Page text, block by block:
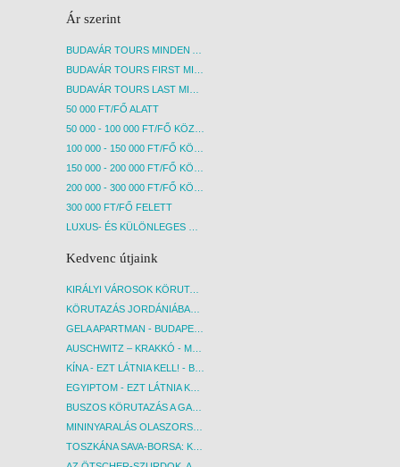
Ár szerint
BUDAVÁR TOURS MINDEN AKCIÓS ÚT
BUDAVÁR TOURS FIRST MINUTE AKCIÓS UTAK
BUDAVÁR TOURS LAST MINUTE AKCIÓS UTAK
50 000 FT/FŐ ALATT
50 000 - 100 000 FT/FŐ KÖZÖTT
100 000 - 150 000 FT/FŐ KÖZÖTT
150 000 - 200 000 FT/FŐ KÖZÖTT
200 000 - 300 000 FT/FŐ KÖZÖTT
300 000 FT/FŐ FELETT
LUXUS- ÉS KÜLÖNLEGES UTAK
Kedvenc útjaink
KIRÁLYI VÁROSOK KÖRUTAZÁS KÖZVETLEN REPÜLŐJÁRATTAL - BUDAPEST, REPÜLŐ
KÖRUTAZÁS JORDÁNIÁBAN, HOLT-TENGERI PIHENÉSSEL - BUDAPEST, REPÜLŐ
GELA APARTMAN - BUDAPEST, REPÜLŐ
AUSCHWITZ – KRAKKÓ - MEGRÁZÓ IDŐUTAZÁS! - BUDAPEST, BUSZ
KÍNA - EZT LÁTNIA KELL! - BUDAPEST, REPÜLŐ
EGYIPTOM - EZT LÁTNIA KELL! - BUDAPEST, REPÜLŐ
BUSZOS KÖRUTAZÁS A GARDA-TÓ KÖRNYÉKÉN - BUDAPEST, BUSZ
MININYARALÁS OLASZORSZÁGBAN: ÉSZAK-OLASZ GYÖNGYSZEMEK NYOMÁBAN - BUDAPEST, BUSZ
TOSZKÁNA SAVA-BORSA: KÓSTOLÓK ÉS KULTURÁLIS UTAZÁS - BUDAPEST, BUSZ